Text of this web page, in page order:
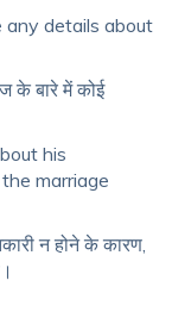
any details about
के बारे में कोई
his
marriage
न होने के कारण,